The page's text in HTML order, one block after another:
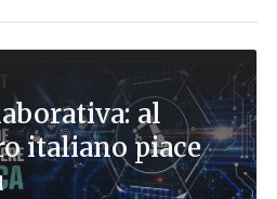
al
italiano piace